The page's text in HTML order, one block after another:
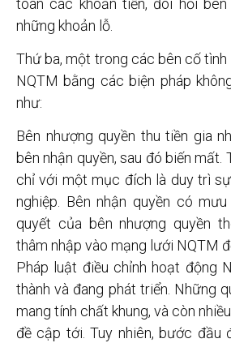
những khoản lỗ.
Thứ ba, một trong các bên cố
NQTM bằng các biện pháp
như:
Bên nhượng quyền thu tiền gia
bên nhận quyền, sau đó biến
chỉ với một mục đích là duy trì
nghiệp. Bên nhận quyền có
quyết của bên nhượng quyền
thâm nhập vào mạng lưới NQTM
Pháp luật điều chỉnh hoạt động
thành và đang phát triển. Những
mang tính chất khung, và còn
đề cập tới. Tuy nhiên, bước đầu